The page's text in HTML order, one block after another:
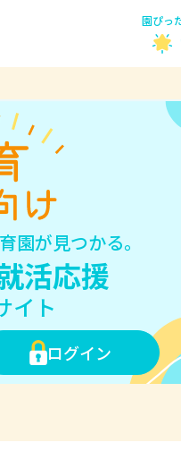
園ぴっ
園が見つかる。
活応援
イト
ログイン